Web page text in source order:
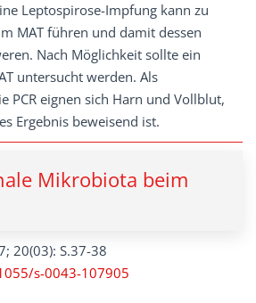
Leptospirose-Impfung kann zu
MAT führen und damit dessen
Nach Möglichkeit sollte ein
untersucht werden. Als
PCR eignen sich Harn und Vollblut,
Ergebnis beweisend ist.
Mikrobiota beim
20(03): S.37-38
s-0043-107905